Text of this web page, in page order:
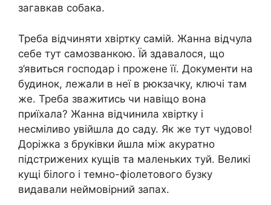
загавкав собака.
Треба відчиняти хвіртку самій. Жанна відчула
себе тут самозванкою. Їй здавалося, що
з’явиться господар і прожене її. Документи на
будинок, лежали в неї в рюкзачку, ключі там
же. Треба зважитись чи навіщо вона
приїхала? Жанна відчинила хвіртку і
несміливо увійшла до саду. Як же тут чудово!
Доріжка з бруківки йшла між акуратно
підстрижених кущів та маленьких туй. Великі
кущі білого і темно-фіолетового бузку
видавали неймовірний запах.